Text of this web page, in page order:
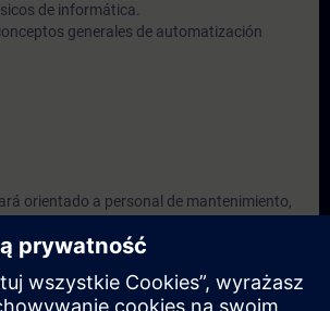
de informática.
generales de automatización
orientado a personal de mantenimiento,
e implementación de modificaciones
de virtualización.